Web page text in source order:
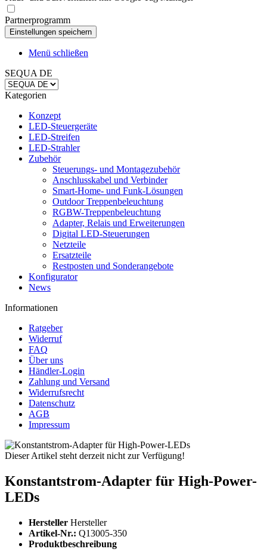
Partnerprogramm
Menü schließen
SEQUA DE
Kategorien
Konzept
LED-Steuergeräte
LED-Streifen
LED-Strahler
Zubehör
Steuerungs- und Montagezubehör
Anschlusskabel und Verbinder
Smart-Home- und Funk-Lösungen
Outdoor Treppenbeleuchtung
RGBW-Treppenbeleuchtung
Adapter, Relais und Erweiterungen
Digital LED-Steuerungen
Netzteile
Ersatzteile
Restposten und Sonderangebote
Konfigurator
News
Informationen
Ratgeber
Widerruf
FAQ
Über uns
Händler-Login
Zahlung und Versand
Widerrufsrecht
Datenschutz
AGB
Impressum
Dieser Artikel steht derzeit nicht zur Verfügung!
Konstantstrom-Adapter für High-Power-
LEDs
Hersteller Hersteller
Artikel-Nr.: Q13005-350
Produktbeschreibung